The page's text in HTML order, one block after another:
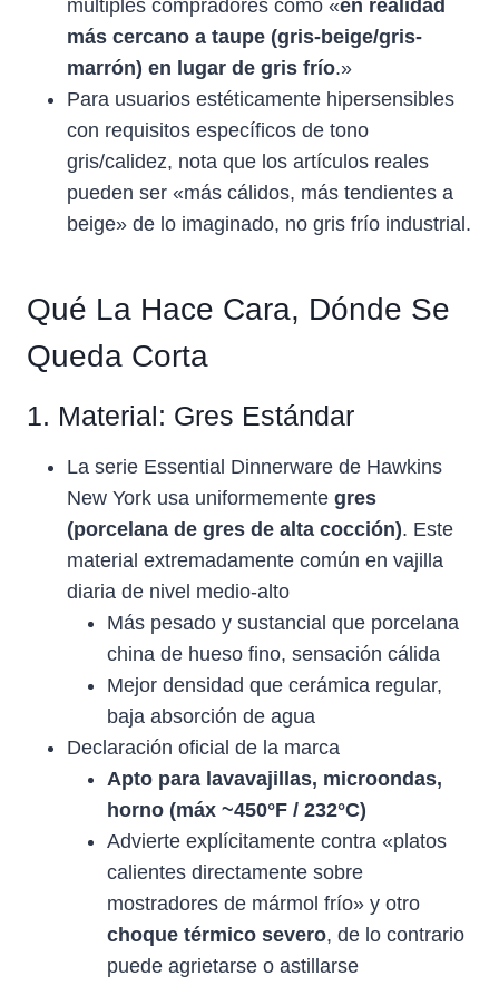
múltiples compradores como «en realidad
más cercano a taupe (gris-beige/gris-
marrón) en lugar de gris frío.»
Para usuarios estéticamente hipersensibles
con requisitos específicos de tono
gris/calidez, nota que los artículos reales
pueden ser «más cálidos, más tendientes a
beige» de lo imaginado, no gris frío industrial.
Qué La Hace Cara, Dónde Se
Queda Corta
1. Material: Gres Estándar
La serie Essential Dinnerware de Hawkins
New York usa uniformemente gres
(porcelana de gres de alta cocción). Este
material extremadamente común en vajilla
diaria de nivel medio-alto
Más pesado y sustancial que porcelana
china de hueso fino, sensación cálida
Mejor densidad que cerámica regular,
baja absorción de agua
Declaración oficial de la marca
Apto para lavavajillas, microondas,
horno (máx ~450°F / 232°C)
Advierte explícitamente contra «platos
calientes directamente sobre
mostradores de mármol frío» y otro
choque térmico severo, de lo contrario
puede agrietarse o astillarse